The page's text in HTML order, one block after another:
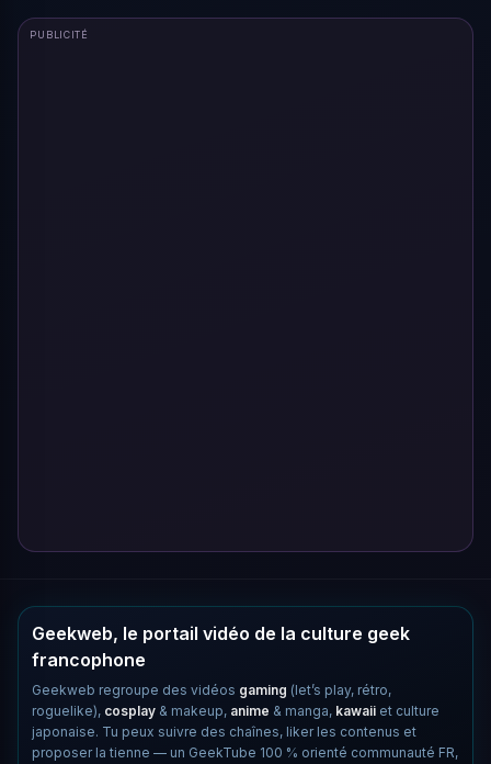
PUBLICITÉ
Geekweb, le portail vidéo de la culture geek
francophone
Geekweb regroupe des vidéos gaming (let’s play, rétro,
roguelike), cosplay & makeup, anime & manga, kawaii et culture
japonaise. Tu peux suivre des chaînes, liker les contenus et
proposer la tienne — un GeekTube 100 % orienté communauté FR,